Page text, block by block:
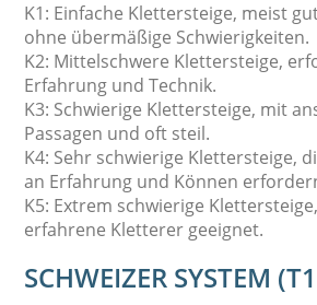
K1: Einfache Klettersteige, meist
ohne übermäßige Schwierigkeiten.
K2: Mittelschwere Klettersteige,
Erfahrung und Technik.
K3: Schwierige Klettersteige, mit
Passagen und oft steil.
K4: Sehr schwierige Klettersteige,
an Erfahrung und Können
K5: Extrem schwierige
erfahrene Kletterer geeignet.
SCHWEIZER SYSTEM